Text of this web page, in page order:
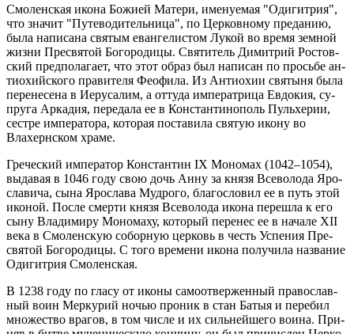
Смо­лен­ская ико­на Бо­жи­ей Ма­те­ри, име­ну­е­мая "Оди­гит­рия",
что зна­чит "Пу­те­во­ди­тель­ни­ца", по Цер­ков­но­му пре­да­нию,
бы­ла на­пи­са­на свя­тым еван­ге­ли­стом Лу­кой во вре­мя зем­ной
жиз­ни Пре­свя­той Бо­го­ро­ди­цы. Свя­ти­тель Ди­мит­рий Ро­стов­
ский пред­по­ла­га­ет, что этот об­раз был на­пи­сан по прось­бе ан­
тио­хий­ско­го пра­ви­те­ля Фе­о­фи­ла. Из Ан­тио­хии свя­ты­ня бы­ла
пе­ре­не­се­на в Иеру­са­лим, а от­ту­да им­пе­ра­три­ца Ев­до­кия, су­
пру­га Ар­ка­дия, пе­ре­да­ла ее в Кон­стан­ти­но­поль Пульхе­рии,
сест­ре им­пе­ра­то­ра, ко­то­рая по­ста­ви­ла свя­тую ико­ну во
Влахерн­ском хра­ме.
Гре­че­ский им­пе­ра­тор Кон­стан­тин IХ Мо­но­мах (1042–1054),
вы­да­вая в 1046 го­ду свою дочь Ан­ну за кня­зя Все­во­ло­да Яро­
сла­ви­ча, сы­на Яро­сла­ва Муд­ро­го, бла­го­сло­вил ее в путь этой
ико­ной. По­сле смер­ти кня­зя Все­во­ло­да ико­на пе­ре­шла к его
сы­ну Вла­ди­ми­ру Мо­но­ма­ху, ко­то­рый пе­ре­нес ее в на­ча­ле ХII
ве­ка в Смо­лен­скую со­бор­ную цер­ковь в честь Успе­ния Пре­
свя­той Бо­го­ро­ди­цы. С то­го вре­ме­ни ико­на по­лу­чи­ла на­зва­ние
Оди­гит­рия Смо­лен­ская.
В 1238 го­ду по гла­су от ико­ны са­мо­от­вер­жен­ный пра­во­слав­
ный во­ин Мер­ку­рий но­чью про­ник в стан Ба­тыя и пе­ре­бил
мно­же­ство вра­гов, в том чис­ле и их силь­ней­ше­го во­и­на. При­